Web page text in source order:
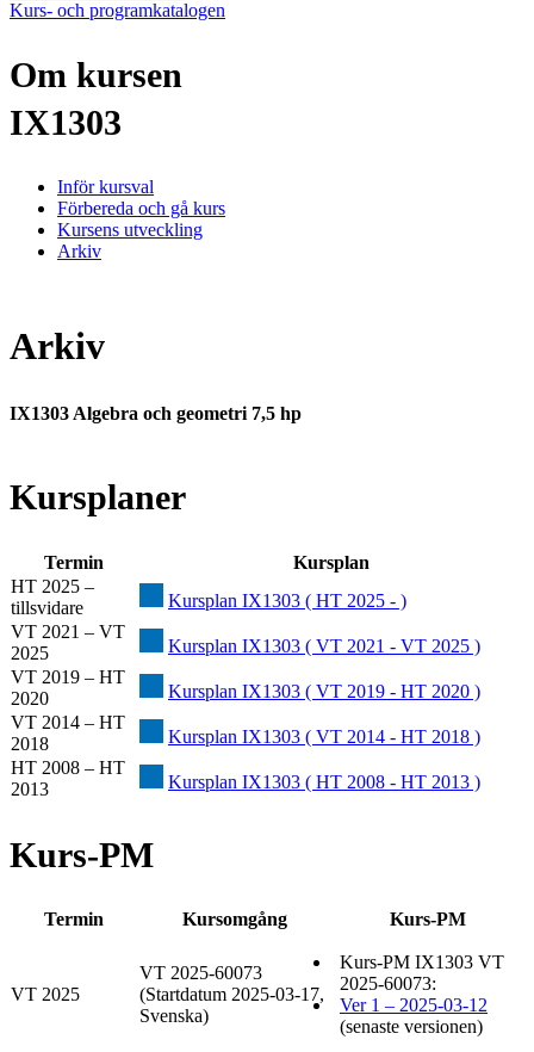
Kurs- och programkatalogen
Om kursen
IX1303
Inför kursval
Förbereda och gå kurs
Kursens utveckling
Arkiv
Arkiv
IX1303 Algebra och geometri 7,5 hp
Kursplaner
Termin
Kursplan
HT 2025 –
tillsvidare
Kursplan IX1303 ( HT 2025 - )
VT 2021 – VT
2025
Kursplan IX1303 ( VT 2021 - VT 2025 )
VT 2019 – HT
2020
Kursplan IX1303 ( VT 2019 - HT 2020 )
VT 2014 – HT
2018
Kursplan IX1303 ( VT 2014 - HT 2018 )
HT 2008 – HT
2013
Kursplan IX1303 ( HT 2008 - HT 2013 )
Kurs-PM
Termin Kursomgång Kurs-PM
VT 2025
VT 2025-60073
(Startdatum 2025-03-17,
Svenska)
Kurs-PM IX1303 VT
2025-60073:
Ver 1 – 2025-03-12
(senaste versionen)